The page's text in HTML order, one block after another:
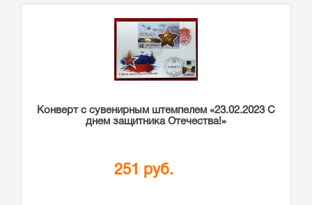
Конверт с сувенирным штемпелем «23.02.2023 С
днем защитника Отечества!»
251 руб.